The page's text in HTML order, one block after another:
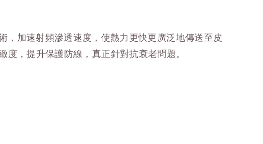
加速射頻滲透速度，使熱力更快更廣泛地傳送至皮
，提升保護防線，真正針對抗衰老問題。